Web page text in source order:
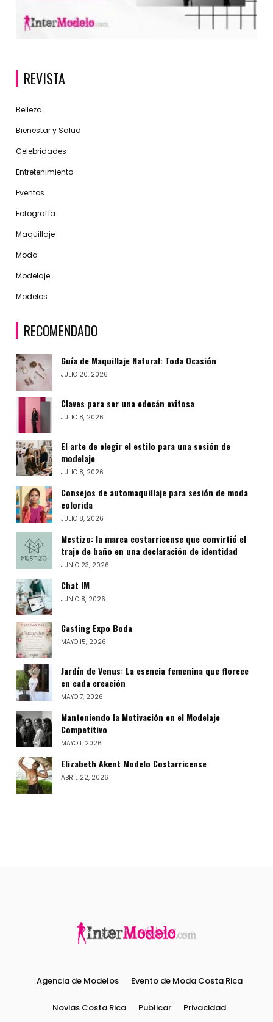
REVISTA
Belleza
Bienestar y Salud
Celebridades
Entretenimiento
Eventos
Fotografía
Maquillaje
Moda
Modelaje
Modelos
RECOMENDADO
Guía de Maquillaje Natural: Toda Ocasión
JULIO 20, 2026
Claves para ser una edecán exitosa
JULIO 8, 2026
El arte de elegir el estilo para una sesión de
modelaje
JULIO 8, 2026
Consejos de automaquillaje para sesión de moda
colorida
JULIO 8, 2026
Mestizo: la marca costarricense que convirtió el
traje de baño en una declaración de identidad
JUNIO 23, 2026
Chat IM
JUNIO 8, 2026
Casting Expo Boda
MAYO 15, 2026
Jardín de Venus: La esencia femenina que florece
en cada creación
MAYO 7, 2026
Manteniendo la Motivación en el Modelaje
Competitivo
MAYO 1, 2026
Elizabeth Akent Modelo Costarricense
ABRIL 22, 2026
Agencia de Modelos Evento de Moda Costa Rica
Novias Costa Rica Publicar Privacidad